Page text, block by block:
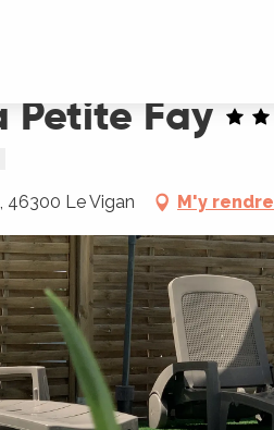
Petite Fay
46300 Le Vigan M'y rendre